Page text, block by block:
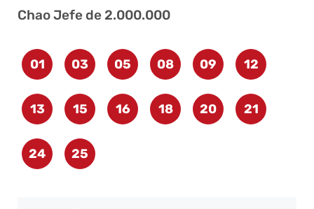
Chao Jefe de 2.000.000
01 03 05 08 09 12
13 15 16 18 20 21
24 25